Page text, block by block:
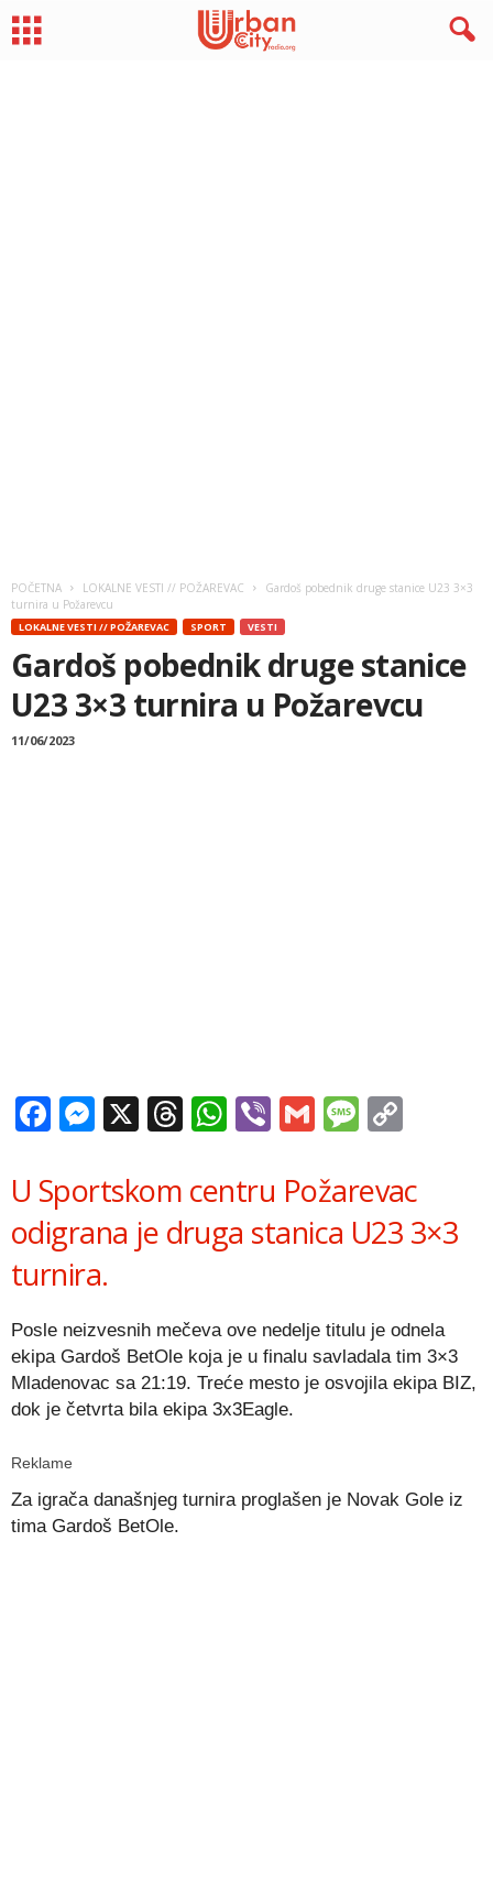
POČETNA LOKALNE VESTI // POŽAREVAC
Gardoš pobednik druge stanice U23 3×3
turnira u Požarevcu
LOKALNE VESTI // POŽAREVAC SPORT VESTI
Gardoš pobednik druge stanice
U23 3×3 turnira u Požarevcu
11/06/2023
Facebook
Messenger
X Threads
WhatsApp
ViberGmail
U Sportskom centru Požarevac
odigrana je druga stanica U23 3×3
turnira.
Posle neizvesnih mečeva ove nedelje titulu je odnela
ekipa Gardoš BetOle koja je u finalu savladala tim 3×3
Mladenovac sa 21:19. Treće mesto je osvojila ekipa BIZ,
dok je četvrta bila ekipa 3x3Eagle.
Reklame
Za igrača današnjeg turnira proglašen je Novak Gole iz
tima Gardoš BetOle.